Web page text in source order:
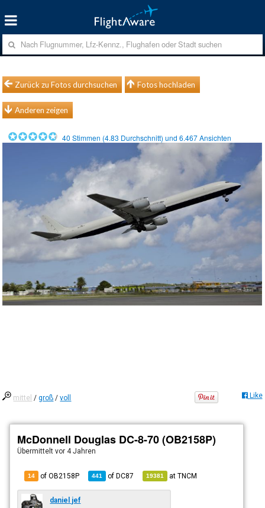
Zurück zu Fotos durchsuchen Fotos hochladen
Anderen zeigen
40 Stimmen (4.83 Durchschnitt) und6.467Ansichten
mittel /groß /voll Like
McDonnell Douglas DC-8-70 (OB2158P)
Übermitteltvor 4 Jahren
14 of OB2158P 441 ofDC87 19381 atTNCM
daniel jef